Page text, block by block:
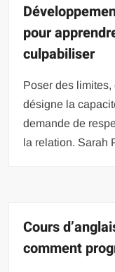
pour
culpabiliser
Poser des
désigne la
demande de
la relation. Sarah
Cours
comment